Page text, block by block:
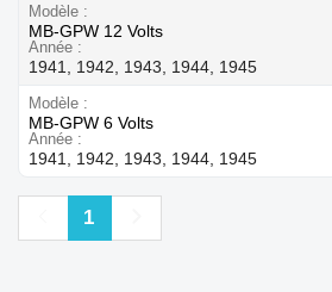
Modèle
MB-GPW 12 Volts
Année
1941, 1942, 1943, 1944, 1945
Modèle
MB-GPW 6 Volts
Année
1941, 1942, 1943, 1944, 1945
Précédent
1